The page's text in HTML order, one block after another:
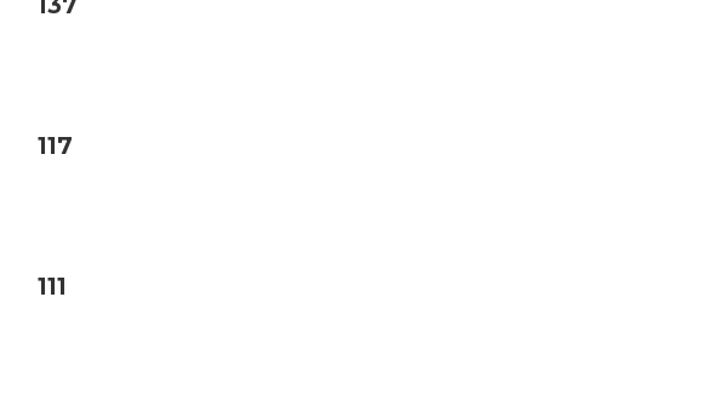
117
111